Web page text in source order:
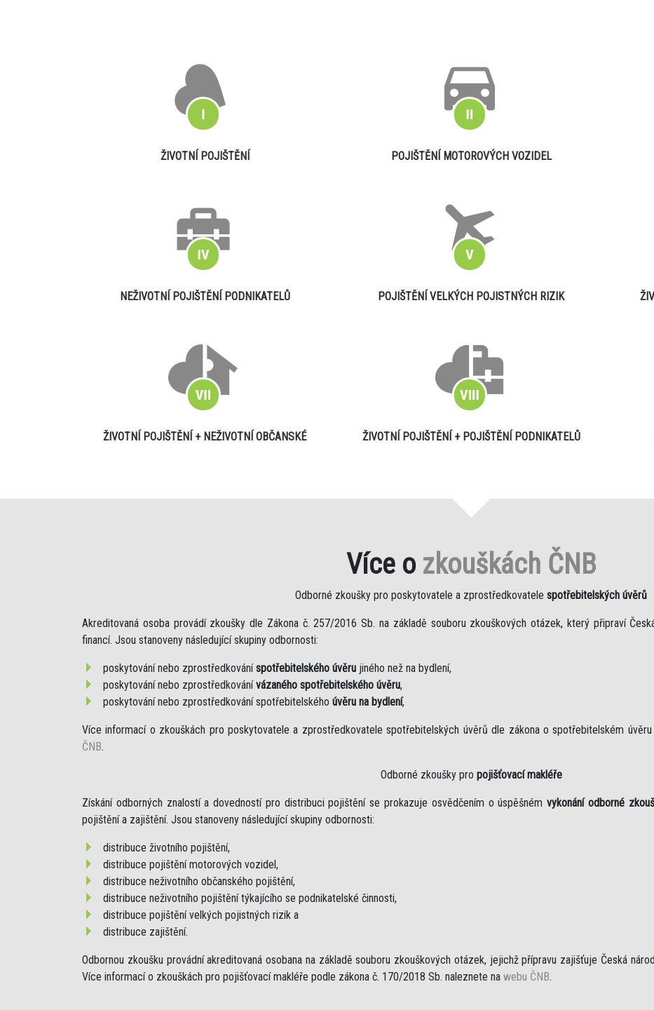
ŽIVOTNÍ POJIŠTĚNÍ POJIŠTĚNÍ MOTOROVÝCH VOZIDEL
NEŽIVOTNÍ POJIŠTĚNÍ PODNIKATELŮ POJIŠTĚNÍ VELKÝCH POJISTNÝCH RIZIK
ŽIVOTNÍ POJIŠTĚNÍ + NEŽIVOTNÍ OBČANSKÉ ŽIVOTNÍ POJIŠTĚNÍ + POJIŠTĚNÍ PODNIKATELŮ
Více o zkouškách ČNB
Odborné zkoušky pro poskytovatele a zprostředkovatele spotřebitelských úvěrů
Akreditovaná osoba provádí zkoušky dle Zákona č. 257/2016 Sb. na základě souboru zkouškových otázek, který připraví
financí. Jsou stanoveny následující skupiny odbornosti:
poskytování nebo zprostředkováníspotřebitelského úvěru jiného než na bydlení,
poskytování nebo zprostředkovánívázaného spotřebitelského úvěru,
poskytování nebo zprostředkování spotřebitelského úvěru na bydlení,
Více informací o zkouškách pro poskytovatele a zprostředkovatele spotřebitelských úvěrů dle zákona o spotřebitelském
ČNB.
Odborné zkoušky pro pojišťovací makléře
Získání odborných znalostí a dovedností pro distribuci pojištění se prokazuje osvědčením o úspěšnémvykonání odborné
pojištění a zajištění. Jsou stanoveny následující skupiny odbornosti:
distribuce životního pojištění,
distribuce pojištění motorových vozidel,
distribuce neživotního občanského pojištění,
distribuce neživotního pojištění týkajícího se podnikatelské činnosti,
distribuce pojištění velkých pojistných rizik a
distribuce zajištění.
Odbornou zkoušku provádní akreditovaná osobana na základě souboru zkouškových otázek, jejichž přípravu zajišťuje Česká
Více informací o zkouškách pro pojišťovací makléře podle zákona č. 170/2018 Sb. naleznete na webu ČNB.